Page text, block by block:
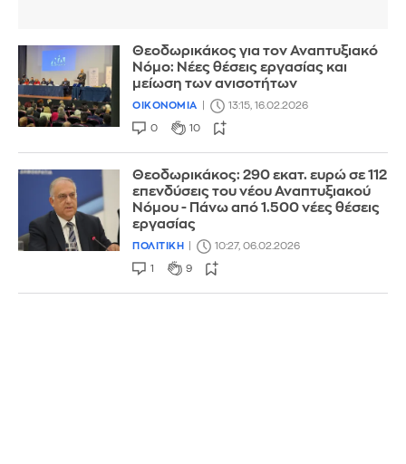
Θεοδωρικάκος για τον Αναπτυξιακό
Νόμο: Nέες θέσεις εργασίας και
μείωση των ανισοτήτων
ΟΙΚΟΝΟΜΙΑ 13:15, 16.02.2026
0 10
Θεοδωρικάκος: 290 εκατ. ευρώ σε 112
επενδύσεις του νέου Αναπτυξιακού
Νόμου - Πάνω από 1.500 νέες θέσεις
εργασίας
ΠΟΛΙΤΙΚΗ 10:27, 06.02.2026
1 9